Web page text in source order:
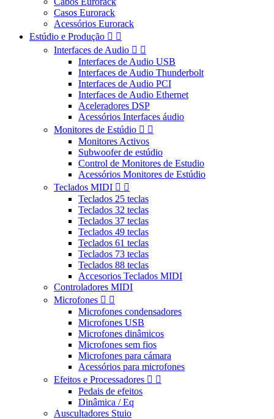
Casos Eurorack
Acessórios Eurorack
Estúdio e Produção  
Interfaces de Audio  
Interfaces de Audio USB
Interfaces de Audio Thunderbolt
Interfaces de Audio PCI
Interfaces de Audio Ethernet
Aceleradores DSP
Acessórios Interfaces áudio
Monitores de Estúdio  
Monitores Activos
Subwoofer de estúdio
Control de Monitores de Estudio
Acessórios Monitores de Estúdio
Teclados MIDI  
Teclados 25 teclas
Teclados 32 teclas
Teclados 37 teclas
Teclados 49 teclas
Teclados 61 teclas
Teclados 73 teclas
Teclados 88 teclas
Accesorios Teclados MIDI
Controladores MIDI
Microfones  
Microfones condensadores
Microfones USB
Microfones dinâmicos
Microfones sem fios
Microfones para cámara
Acessórios para microfones
Efeitos e Processadores  
Pedais de efeitos
Dinâmica / Eq
Auscultadores Stuio